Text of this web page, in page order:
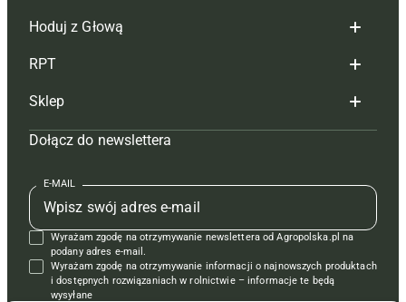
Redakcja
Reklama
Tagi
Mapa serwisu
Kontakt
Regulamin
Polityka prywatności
Hoduj z Głową
Hoduj z głową bydło
Hoduj z głową świnie
Prenumerata
Redakcja
Kontakt
Reklama
RPT
Redakcja
Prenumerata
Reklama
Kontakt
Krzyżówki
Sklep
Czasopisma i prenumerata
Książki
Regulamin
Dołącz do newslettera
E-MAIL
Wyrażam zgodę na otrzymywanie newslettera od Agropolska.pl na
podany adres e-mail.
Wyrażam zgodę na otrzymywanie informacji o najnowszych produktach
i dostępnych rozwiązaniach w rolnictwie – informacje te będą
wysyłane